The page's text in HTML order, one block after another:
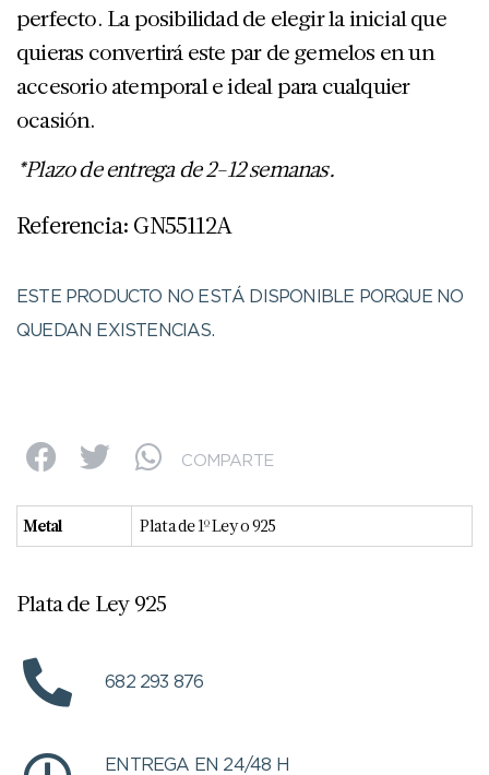
perfecto. La posibilidad de elegir la inicial que
quieras convertirá este par de gemelos en un
accesorio atemporal e ideal para cualquier
ocasión.
*Plazo de entrega de 2-12 semanas.
Referencia: GN55112A
ESTE PRODUCTO NO ESTÁ DISPONIBLE PORQUE NO
QUEDAN EXISTENCIAS.
COMPARTE
Metal Plata de 1º Ley o 925
Plata de Ley 925
682 293 876
ENTREGA EN 24/48 H